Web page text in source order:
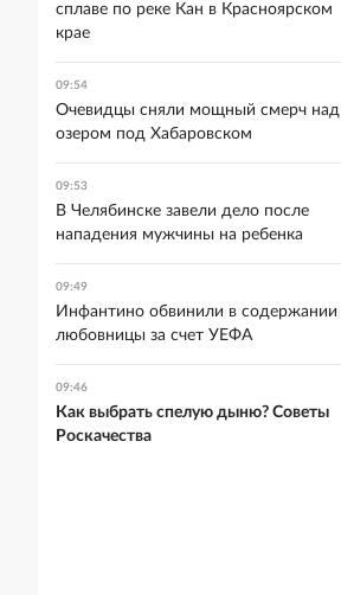
сплаве по реке Кан в Красноярском
крае
09:54
Очевидцы сняли мощный смерч над
озером под Хабаровском
09:53
В Челябинске завели дело после
нападения мужчины на ребенка
09:49
Инфантино обвинили в содержании
любовницы за счет УЕФА
09:46
Как выбрать спелую дыню? Советы
Роскачества